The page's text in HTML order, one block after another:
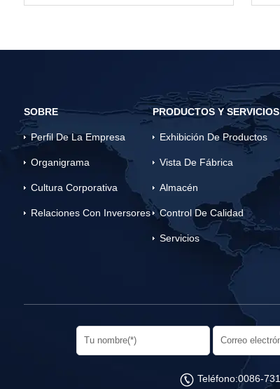
SOBRE
Perfil De La Empresa
Organigrama
Cultura Corporativa
Relaciones Con Inversores
PRODUCTOS Y SERVICIOS
Exhibición De Productos
Vista De Fábrica
Almacén
Control De Calidad
Servicios
Teléfono:0086-